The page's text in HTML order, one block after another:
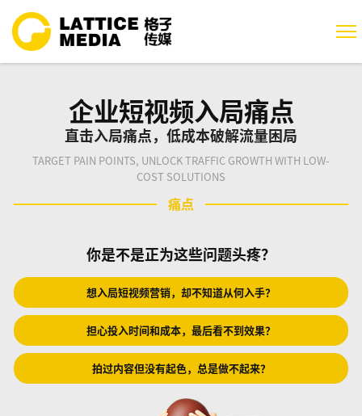
企业短视频入局痛点
直击入局痛点，低成本破解流量困局
TARGET PAIN POINTS, UNLOCK TRAFFIC GROWTH WITH LOW-
COST SOLUTIONS
痛点
你是不是正为这些问题头疼？
想入局短视频营销，却不知道从何入手？
担心投入时间和成本，最后看不到效果？
拍过内容但没有起色，总是做不起来？